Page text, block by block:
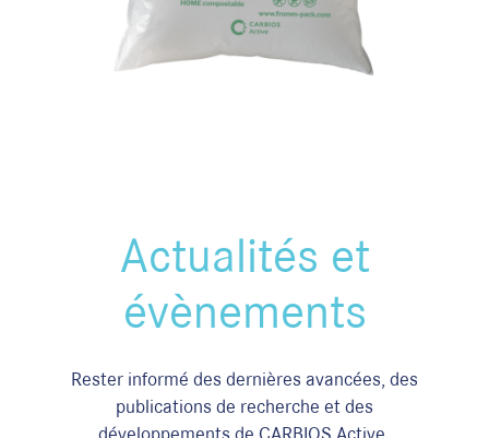
Actualités et
évènements
Rester informé des dernières avancées, des
publications de recherche et des
développements de CARBIOS Active.